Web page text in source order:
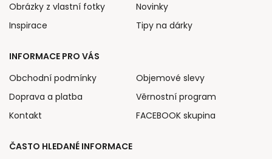
Obrázky z vlastní fotky
Inspirace
Novinky
Tipy na dárky
INFORMACE PRO VÁS
Obchodní podmínky
Doprava a platba
Kontakt
Objemové slevy
Věrnostní program
FACEBOOK skupina
ČASTO HLEDANÉ INFORMACE